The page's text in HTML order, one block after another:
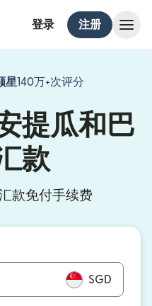
登录 注册
星140万+次评分
提瓜和巴
款
款免付手续费
SGD